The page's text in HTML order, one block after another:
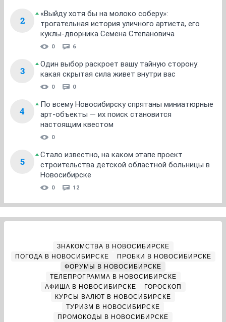
2
«Выйду хотя бы на молоко соберу»:
трогательная история уличного артиста, его
куклы-дворника Семена Степановича
0 6
3
Один выбор раскроет вашу тайную сторону:
какая скрытая сила живет внутри вас
0 0
4
По всему Новосибирску спрятаны миниатюрные
арт-объекты — их поиск становится
настоящим квестом
0
5
Стало известно, на каком этапе проект
строительства детской областной больницы в
Новосибирске
0 12
ЗНАКОМСТВА В НОВОСИБИРСКЕ
ПОГОДА В НОВОСИБИРСКЕ
ПРОБКИ В НОВОСИБИРСКЕ
ФОРУМЫ В НОВОСИБИРСКЕ
ТЕЛЕПРОГРАММА В НОВОСИБИРСКЕ
АФИША В НОВОСИБИРСКЕ
ГОРОСКОП
КУРСЫ ВАЛЮТ В НОВОСИБИРСКЕ
ТУРИЗМ В НОВОСИБИРСКЕ
ПРОМОКОДЫ В НОВОСИБИРСКЕ